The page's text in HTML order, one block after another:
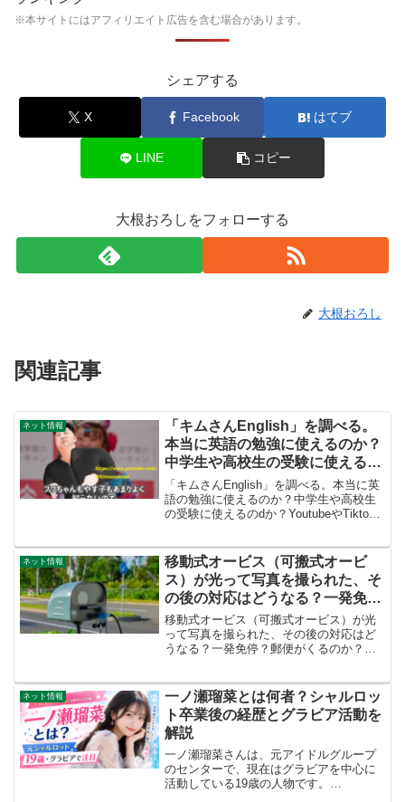
※本サイトにはアフィリエイト広告を含む場合があります。
シェアする
X Facebook はてブ
LINE コピー
大根おろしをフォローする
大根おろし
関連記事
ネット情報
「キムさんEnglish」を調べる。
本当に英語の勉強に使えるのか？
中学生や高校生の受験に使えるの
dか？YoutubeやTiktokで人気の
動画を調べる
「キムさんEnglish」を調べる。本当に英
語の勉強に使えるのか？中学生や高校生
の受験に使えるのdか？YoutubeやTiktok
す。気になります。どのようなコンセプ
ト...
ネット情報
移動式オービス（可搬式オービ
ス）が光って写真を撮られた、そ
の後の対応はどうなる？一発免
停？郵便がくるのか？反則金や罰
金はいくら払うのか？調べてみま
す。
移動式オービス（可搬式オービス）が光
って写真を撮られた、その後の対応はど
うなる？一発免停？郵便がくるのか？反
す「可搬式オービス」、一般的には移動
式オービスとも呼ばれてい...
ネット情報
一ノ瀬瑠菜とは何者？シャルロッ
ト卒業後の経歴とグラビア活動を
解説
一ノ瀬瑠菜さんは、元アイドルグループ
のセンターで、現在はグラビアを中心に
活動している19歳の人物です。